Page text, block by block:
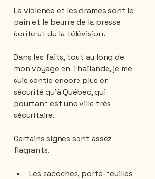
La violence et les drames sont le
pain et le beurre de la presse
écrite et de la télévision.
Dans les faits, tout au long de
mon voyage en Thaïlande, je me
suis sentie encore plus en
sécurité qu’à Québec, qui
pourtant est une ville très
sécuritaire.
Certains signes sont assez
flagrants.
Les sacoches, porte-feuilles